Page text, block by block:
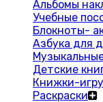
Альбомы
Учебные
Блокноты-
Азбука для
Детские
Книжки-
Раскраски